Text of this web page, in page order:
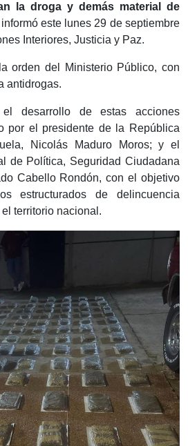
la droga y demás material de
informó este lunes 29 de septiembre
Interiores, Justicia y Paz.
orden del Ministerio Público, con
antidrogas.
desarrollo de estas acciones
por el presidente de la República
Nicolás Maduro Moros; y el
de Política, Seguridad Ciudadana
Cabello Rondón, con el objetivo
estructurados de delincuencia
territorio nacional.